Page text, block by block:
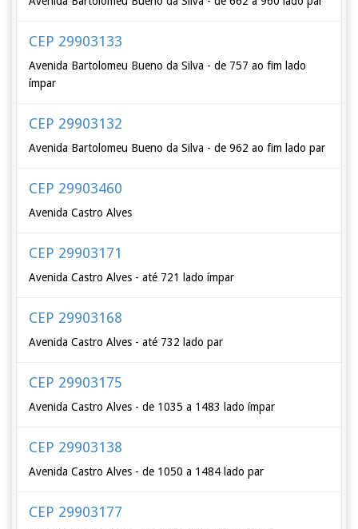
CEP 29903133
Avenida Bartolomeu Bueno da Silva - de 757 ao fim lado
ímpar
CEP 29903132
Avenida Bartolomeu Bueno da Silva - de 962 ao fim lado par
CEP 29903460
Avenida Castro Alves
CEP 29903171
Avenida Castro Alves - até 721 lado ímpar
CEP 29903168
Avenida Castro Alves - até 732 lado par
CEP 29903175
Avenida Castro Alves - de 1035 a 1483 lado ímpar
CEP 29903138
Avenida Castro Alves - de 1050 a 1484 lado par
CEP 29903177